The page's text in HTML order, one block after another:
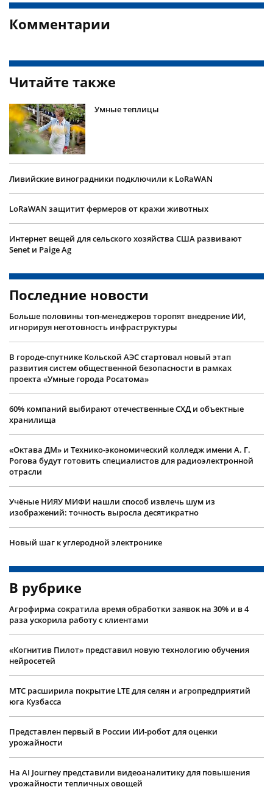
Комментарии
Читайте также
Умные теплицы
Ливийские виноградники подключили к LoRaWAN
LoRaWAN защитит фермеров от кражи животных
Интернет вещей для сельского хозяйства США развивают
Senet и Paige Ag
Последние новости
Больше половины топ-менеджеров торопят внедрение ИИ,
игнорируя неготовность инфраструктуры
В городе-спутнике Кольской АЭС стартовал новый этап
развития систем общественной безопасности в рамках
проекта «Умные города Росатома»
60% компаний выбирают отечественные СХД и объектные
хранилища
«Октава ДМ» и Технико-экономический колледж имени А. Г.
Рогова будут готовить специалистов для радиоэлектронной
отрасли
Учëные НИЯУ МИФИ нашли способ извлечь шум из
изображений: точность выросла десятикратно
Новый шаг к углеродной электронике
В рубрике
Агрофирма сократила время обработки заявок на 30% и в 4
раза ускорила работу с клиентами
«Когнитив Пилот» представил новую технологию обучения
нейросетей
МТС расширила покрытие LTE для селян и агропредприятий
юга Кузбасса
Представлен первый в России ИИ-робот для оценки
урожайности
На AI Journey представили видеоаналитику для повышения
урожайности тепличных овощей